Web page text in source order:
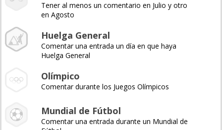
Tener al menos un comentario en Julio y otro
en Agosto
Huelga General
Comentar una entrada un día en que haya
Huelga General
Olímpico
Comentar durante los Juegos Olímpicos
Mundial de Fútbol
Comentar una entrada durante un Mundial de